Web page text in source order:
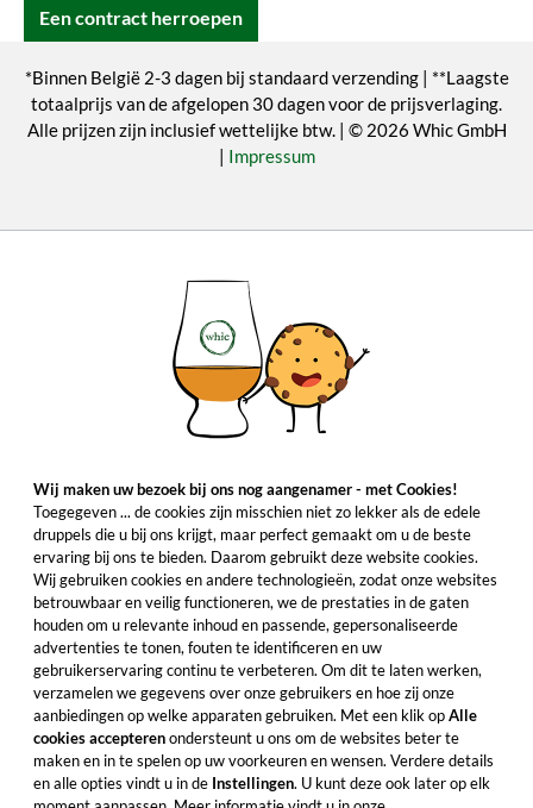
Een contract herroepen
*Binnen België 2-3 dagen bij standaard verzending | **Laagste
totaalprijs van de afgelopen 30 dagen voor de prijsverlaging.
Alle prijzen zijn inclusief wettelijke btw. | © 2026 Whic GmbH
| Impressum
Wij maken uw bezoek bij ons nog aangenamer - met Cookies!
Toegegeven ... de cookies zijn misschien niet zo lekker als de edele
druppels die u bij ons krijgt, maar perfect gemaakt om u de beste
ervaring bij ons te bieden. Daarom gebruikt deze website cookies.
Wij gebruiken cookies en andere technologieën, zodat onze websites
betrouwbaar en veilig functioneren, we de prestaties in de gaten
houden om u relevante inhoud en passende, gepersonaliseerde
advertenties te tonen, fouten te identificeren en uw
gebruikerservaring continu te verbeteren. Om dit te laten werken,
verzamelen we gegevens over onze gebruikers en hoe zij onze
aanbiedingen op welke apparaten gebruiken. Met een klik opAlle
cookies accepterenondersteunt u ons om de websites beter te
maken en in te spelen op uw voorkeuren en wensen. Verdere details
en alle opties vindt u in de Instellingen. U kunt deze ook later op elk